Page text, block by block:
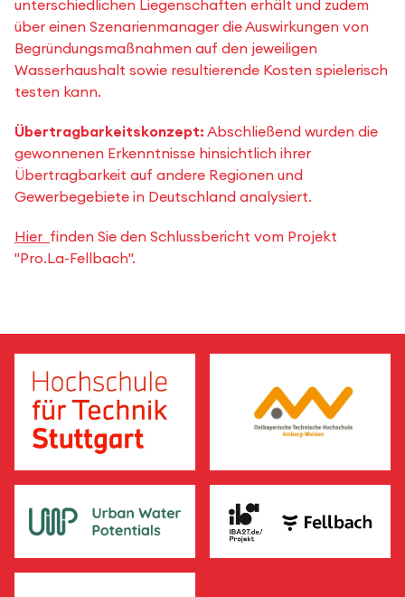
unterschiedlichen Liegenschaften erhält und zudem
über einen Szenarienmanager die Auswirkungen von
Begründungsmaßnahmen auf den jeweiligen
Wasserhaushalt sowie resultierende Kosten spielerisch
testen kann.
Übertragbarkeitskonzept: Abschließend wurden die
gewonnenen Erkenntnisse hinsichtlich ihrer
Übertragbarkeit auf andere Regionen und
Gewerbegebiete in Deutschland analysiert.
Hier finden Sie den Schlussbericht vom Projekt
"Pro.La-Fellbach".